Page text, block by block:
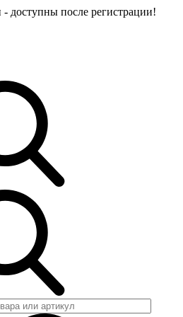
доступны после регистрации!